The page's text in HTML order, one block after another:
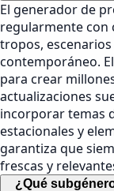
El generador de
regularmente con
tropos,
contemporáneo.
para crear
actualizaciones
incorporar temas
estacionales y
garantiza que
frescas y
¿Qué